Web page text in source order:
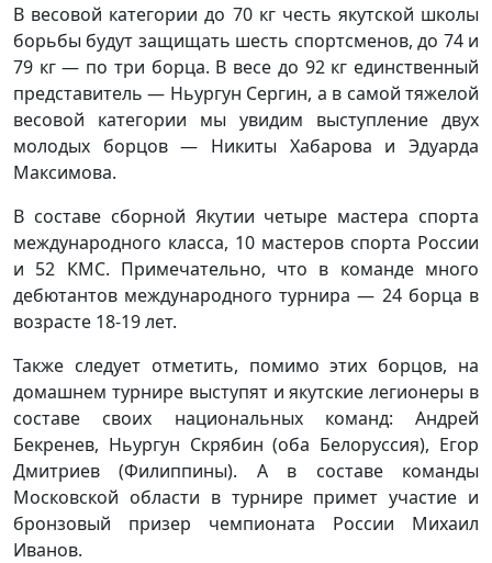
В весовой категории до 70 кг честь якутской школы
борьбы будут защищать шесть спортсменов, до 74 и
79 кг — по три борца. В весе до 92 кг единственный
представитель — Ньургун Сергин, а в самой тяжелой
весовой категории мы увидим выступление двух
молодых борцов — Никиты Хабарова и Эдуарда
Максимова.
В составе сборной Якутии четыре мастера спорта
международного класса, 10 мастеров спорта России
и 52 КМС. Примечательно, что в команде много
дебютантов международного турнира — 24 борца в
возрасте 18-19 лет.
Также следует отметить, помимо этих борцов, на
домашнем турнире выступят и якутские легионеры в
составе своих национальных команд: Андрей
Бекренев, Ньургун Скрябин (оба Белоруссия), Егор
Дмитриев (Филиппины). А в составе команды
Московской области в турнире примет участие и
бронзовый призер чемпионата России Михаил
Иванов.